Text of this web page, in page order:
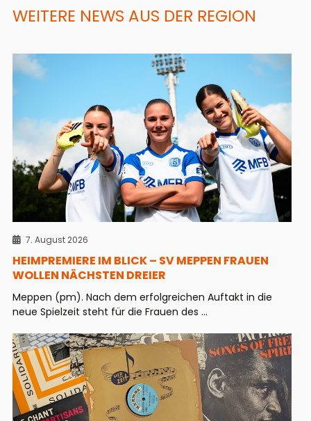
WEITERE NEWS AUS DER REGION
7. August 2026
HEIMPREMIERE IM BLICK – SV MEPPEN FRAUEN
WOLLEN NÄCHSTEN DREIER
Meppen (pm). Nach dem erfolgreichen Auftakt in die
neue Spielzeit steht für die Frauen des ...